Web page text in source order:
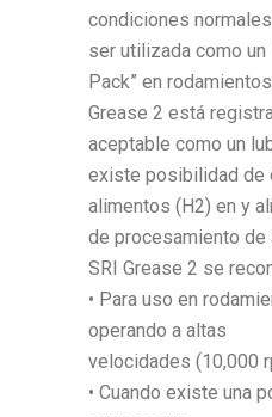
condiciones
ser utilizada como un
Pack” en
Grease 2 está
aceptable como un
existe posibilidad de
alimentos (H2) en y
de procesamiento de
SRI Grease 2 se
• Para uso en
operando a altas
velocidades (10,000
• Cuando existe una